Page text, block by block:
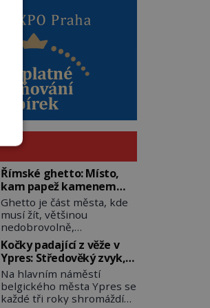
Římské ghetto: Místo,
kam papež kamenem
dohodil
Ghetto je část města, kde
musí žít, většinou
nedobrovolně,
náboženská, rasová nebo
národnostní menšina
obyvatel. Bohaté
historické zkušenosti mají
s takovým životem Židé. Už
od středověku jsou totiž v
Kočky padající z věže v
Ypres: Středověký zvyk,
který dodnes budí
rozpaky
Na hlavním náměstí
belgického města Ypres se
každé tři roky shromáždí